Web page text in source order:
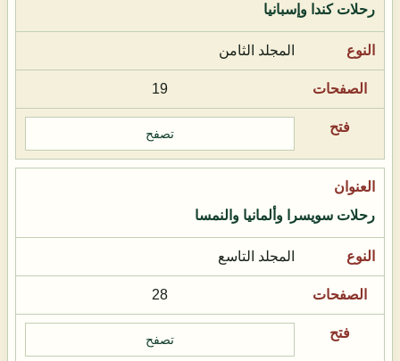
رحلات كندا وإسبانيا
المجلد الثامن
19
تصفح
رحلات سويسرا وألمانيا والنمسا
المجلد التاسع
28
تصفح